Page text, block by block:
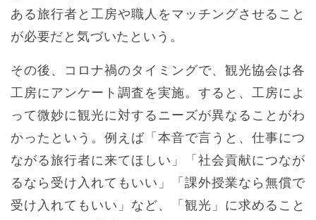
ある旅行者と工房や職人をマッチングさせること
が必要だと気づいたという。
その後、コロナ禍のタイミングで、観光協会は各
工房にアンケート調査を実施。すると、工房によ
って微妙に観光に対するニーズが異なることがわ
かったという。例えば「本音で言うと、仕事につ
ながる旅行者に来てほしい」「社会貢献につなが
るなら受け入れてもいい」「課外授業なら無償で
受け入れてもいい」など、「観光」に求めること